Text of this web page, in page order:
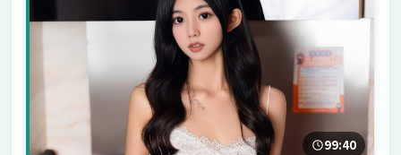
99:40